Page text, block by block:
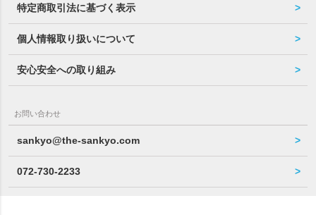
特定商取引法に基づく表示
個人情報取り扱いについて
安心安全への取り組み
お問い合わせ
sankyo@the-sankyo.com
072-730-2233